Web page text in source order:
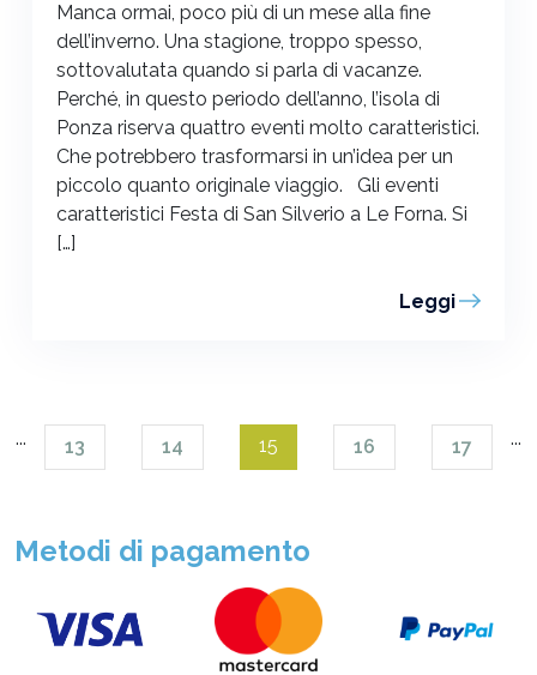
Manca ormai, poco più di un mese alla fine
dell’inverno. Una stagione, troppo spesso,
sottovalutata quando si parla di vacanze.
Perché, in questo periodo dell’anno, l’isola di
Ponza riserva quattro eventi molto caratteristici.
Che potrebbero trasformarsi in un’idea per un
piccolo quanto originale viaggio. Gli eventi
caratteristici Festa di San Silverio a Le Forna. Si
[…]
Leggi
... 13 14 15 16 17 ...
Metodi di pagamento